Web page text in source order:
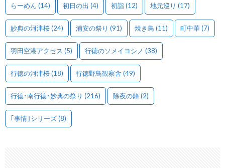
らーめん (14) 初日の出 (4) 初詣(12) 地元巡り (17)
妙典の河津桜(24) 浦安の祭り (91) 焼き鳥 (11) 町中華(7)
羽田空港アクセス (5) 行徳のソメイヨシノ (38)
行徳の河津桜(18) 行徳野鳥観察舎 (49)
行徳･南行徳･妙典の祭り (216) 除夜の鐘(2)
｢事情｣シリーズ(8)